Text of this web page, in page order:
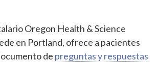
Oregon Health & Science
en Portland, ofrece a pacientes
de preguntas y respuestas